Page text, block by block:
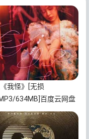
我怪》[无损
634MB]百度云网盘